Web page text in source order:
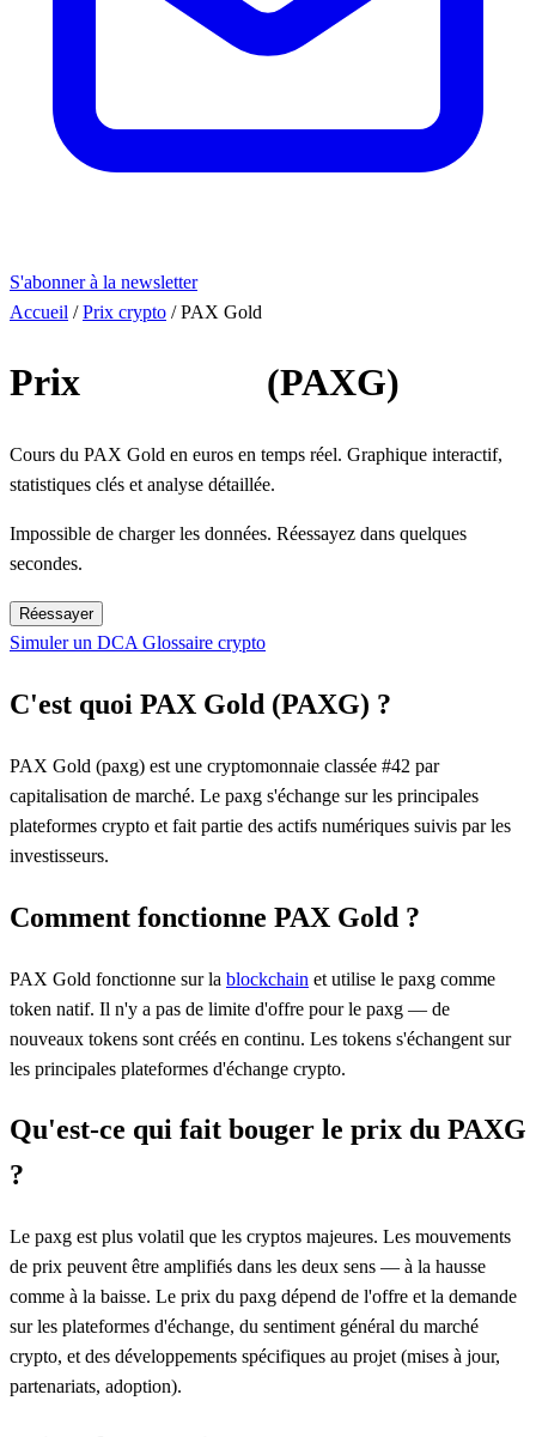
S'abonner à la newsletter
Accueil / Prix crypto / PAX Gold
Prix (PAXG)
Cours du PAX Gold en euros en temps réel. Graphique interactif,
statistiques clés et analyse détaillée.
Impossible de charger les données. Réessayez dans quelques
secondes.
Réessayer
Simuler un DCA Glossaire crypto
C'est quoi PAX Gold (PAXG) ?
PAX Gold (paxg) est une cryptomonnaie classée #42 par
capitalisation de marché. Le paxg s'échange sur les principales
plateformes crypto et fait partie des actifs numériques suivis par les
investisseurs.
Comment fonctionne PAX Gold ?
PAX Gold fonctionne sur la blockchain et utilise le paxg comme
token natif. Il n'y a pas de limite d'offre pour le paxg — de
nouveaux tokens sont créés en continu. Les tokens s'échangent sur
les principales plateformes d'échange crypto.
Qu'est-ce qui fait bouger le prix du PAXG
?
Le paxg est plus volatil que les cryptos majeures. Les mouvements
de prix peuvent être amplifiés dans les deux sens — à la hausse
comme à la baisse. Le prix du paxg dépend de l'offre et la demande
sur les plateformes d'échange, du sentiment général du marché
crypto, et des développements spécifiques au projet (mises à jour,
partenariats, adoption).